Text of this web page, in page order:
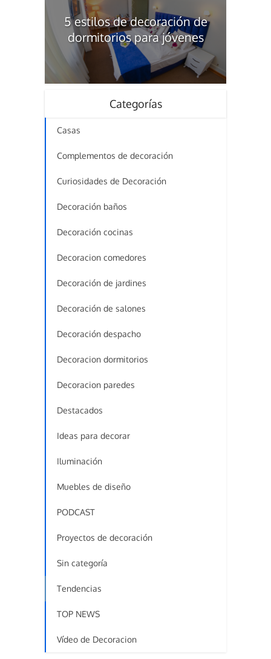
5 estilos de decoración de
dormitorios para jóvenes
Categorías
Casas
Complementos de decoración
Curiosidades de Decoración
Decoración baños
Decoración cocinas
Decoracion comedores
Decoración de jardines
Decoración de salones
Decoración despacho
Decoracion dormitorios
Decoracion paredes
Destacados
Ideas para decorar
Iluminación
Muebles de diseño
PODCAST
Proyectos de decoración
Sin categoría
Tendencias
TOP NEWS
Vídeo de Decoracion